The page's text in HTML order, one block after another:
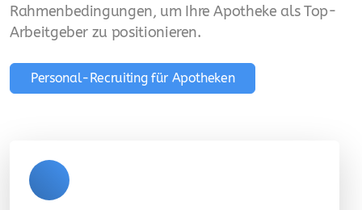
Rahmenbedingungen, um Ihre Apotheke als Top-
Arbeitgeber zu positionieren.
Personal-Recruiting für Apotheken
MSV3 Gateway - Pharma Großhandel
QMS-GDP-Qualitätsmanagement-Pharma
Großhandel
e-Pharmacy